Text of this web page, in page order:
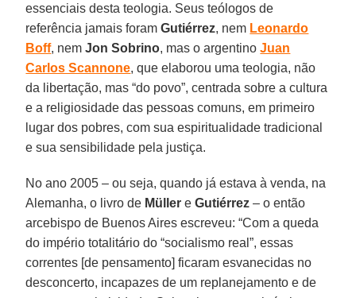
essenciais desta teologia. Seus teólogos de
referência jamais foramGutiérrez, nem Leonardo
Boff, nemJon Sobrino, mas o argentinoJuan
Carlos Scannone, que elaborou uma teologia, não
da libertação, mas “do povo”, centrada sobre a cultura
e a religiosidade das pessoas comuns, em primeiro
lugar dos pobres, com sua espiritualidade tradicional
e sua sensibilidade pela justiça.
No ano 2005 – ou seja, quando já estava à venda, na
Alemanha, o livro de Müller eGutiérrez – o então
arcebispo de Buenos Aires escreveu: “Com a queda
do império totalitário do “socialismo real”, essas
correntes [de pensamento] ficaram esvanecidas no
desconcerto, incapazes de um replanejamento e de